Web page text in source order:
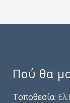
Πού θα
Τοποθεσία: